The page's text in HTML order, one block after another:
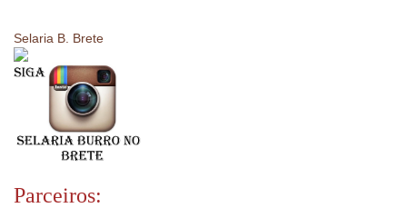
Selaria B. Brete
Parceiros: